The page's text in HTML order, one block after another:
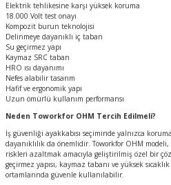
Elektrik tehlikesine karşı yüksek koruma
18.000 Volt test onayı
Kompozit burun teknolojisi
Delinmeye dayanıklı iç taban
Su geçirmez yapı
Kaymaz SRC taban
HRO ısı dayanımı
Nefes alabilir tasarım
Hafif ve ergonomik yapı
Uzun ömürlü kullanım performansı
Neden Toworkfor OHM Tercih Edilmeli?
İş güvenliği ayakkabısı seçiminde yalnızca
dayanıklılık da önemlidir. Toworkfor OHM
riskleri azaltmak amacıyla geliştirilmiş özel bir
geçirmez yapısı, kaymaz tabanı ve yüksek
ortamlarında güvenle kullanılabilir.